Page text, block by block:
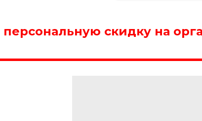
персональную скидку на